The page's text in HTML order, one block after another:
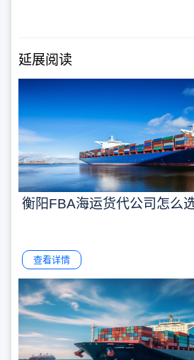
延展阅读
衡阳FBA海运货代公司怎么选
查看详情